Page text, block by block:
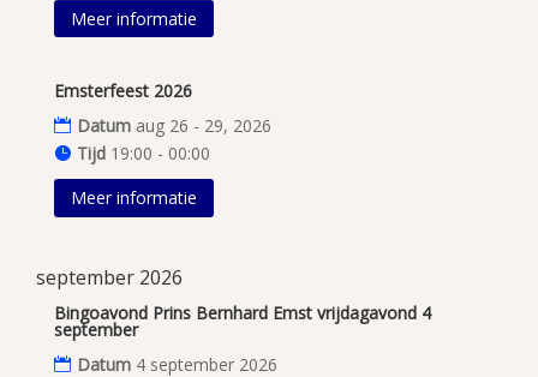
Meer informatie
Emsterfeest 2026
Datum aug 26 - 29, 2026
Tijd 19:00 - 00:00
Meer informatie
september 2026
Bingoavond Prins Bernhard Emst vrijdagavond 4
september
Datum 4 september 2026